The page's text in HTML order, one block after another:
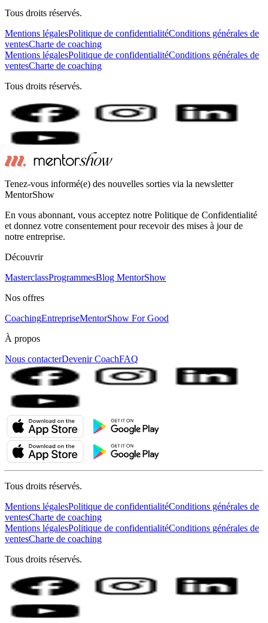
Tous droits réservés.
Mentions légalesPolitique de confidentialitéConditions générales de
ventesCharte de coaching
Mentions légalesPolitique de confidentialitéConditions générales de
ventesCharte de coaching
Tous droits réservés.
Tenez-vous informé(e) des nouvelles sorties via la newsletter
MentorShow
En vous abonnant, vous acceptez notre Politique de Confidentialité
et donnez votre consentement pour recevoir des mises à jour de
notre entreprise.
Découvrir
MasterclassProgrammesBlog MentorShow
Nos offres
CoachingEntrepriseMentorShow For Good
À propos
Nous contacterDevenir CoachFAQ
Tous droits réservés.
Mentions légalesPolitique de confidentialitéConditions générales de
ventesCharte de coaching
Mentions légalesPolitique de confidentialitéConditions générales de
ventesCharte de coaching
Tous droits réservés.